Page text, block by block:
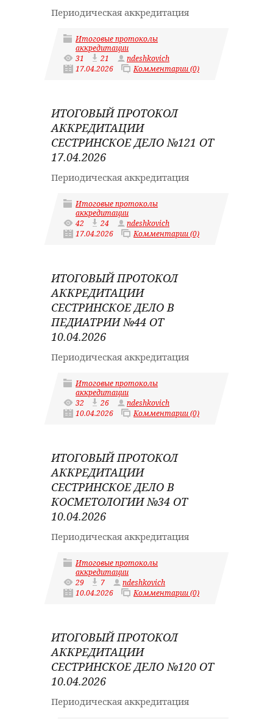
Периодическая аккредитация
Итоговые протоколы
аккредитации
31
21
ndeshkovich
17.04.2026
Комментарии (0)
ИТОГОВЫЙ ПРОТОКОЛ
АККРЕДИТАЦИИ
СЕСТРИНСКОЕ ДЕЛО №121 ОТ
17.04.2026
Периодическая аккредитация
Итоговые протоколы
аккредитации
42
24
ndeshkovich
17.04.2026
Комментарии (0)
ИТОГОВЫЙ ПРОТОКОЛ
АККРЕДИТАЦИИ
СЕСТРИНСКОЕ ДЕЛО В
ПЕДИАТРИИ №44 ОТ
10.04.2026
Периодическая аккредитация
Итоговые протоколы
аккредитации
32
26
ndeshkovich
10.04.2026
Комментарии (0)
ИТОГОВЫЙ ПРОТОКОЛ
АККРЕДИТАЦИИ
СЕСТРИНСКОЕ ДЕЛО В
КОСМЕТОЛОГИИ №34 ОТ
10.04.2026
Периодическая аккредитация
Итоговые протоколы
аккредитации
29
7
ndeshkovich
10.04.2026
Комментарии (0)
ИТОГОВЫЙ ПРОТОКОЛ
АККРЕДИТАЦИИ
СЕСТРИНСКОЕ ДЕЛО №120 ОТ
10.04.2026
Периодическая аккредитация